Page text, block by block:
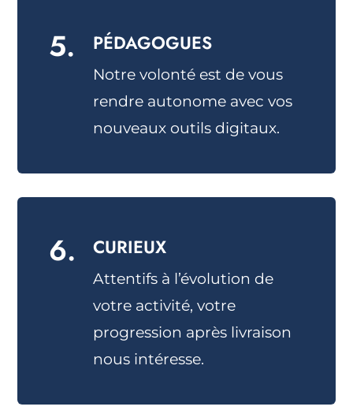
5. PÉDAGOGUES
Notre volonté est de vous
rendre autonome avec vos
nouveaux outils digitaux.
6. CURIEUX
Attentifs à l’évolution de
votre activité, votre
progression après livraison
nous intéresse.